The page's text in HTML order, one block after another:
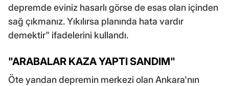
depremde eviniz hasarlı görse de esas olan içinden
sağ çıkmanız. Yıkılırsa planında hata vardır
demektir" ifadelerini kullandı.
"ARABALAR KAZA YAPTI SANDIM"
Öte yandan depremin merkezi olan Ankara'nın